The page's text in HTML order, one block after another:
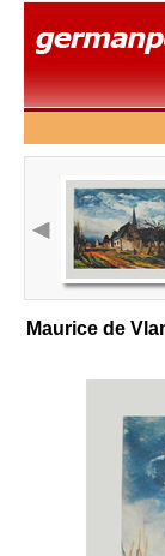
Maurice de